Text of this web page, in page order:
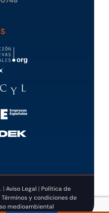
| Aviso Legal | Política de
Términos y condiciones de
medioambiental